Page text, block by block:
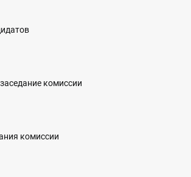
комиссии
комиссии